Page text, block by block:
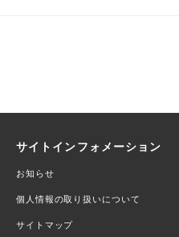
サイトインフォメーション
お知らせ
個人情報の取り扱いについて
サイトマップ